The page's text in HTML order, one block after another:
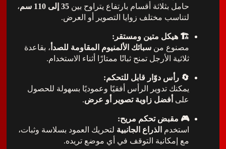
حامل بثلاثة أقسام بارتفاع يتراوح بين 35 إلى 110 سم
،
لتناسب مختلف زوايا التصوير أو العرض.
🏗️ هيكل متين ومستقر:
مصنوع منسبائك الألمنيوم المقاومة للصدأ، بقاعدة
ثلاثية الأرجل تمنح ثباتًا ممتازًا أثناء الاستخدام.
🔄 رأس دوّار قابل للتحكم:
يمكنك تدوير الرأس أفقيًا وعموديًا بسهولة للحصول
أفضل زاوية تصوير أو عرض.
🎮 مقبض تحكم مريح:
الذراع الجانبيةلتحريك العمود بسلاسة وثبات،
مع إمكانية التوقف في أي موضع تريده.